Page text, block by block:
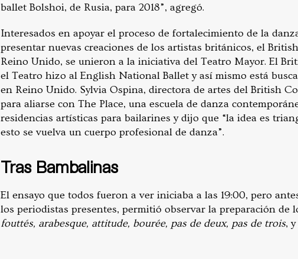
ballet Bolshoi, de Rusia, para 2018”, agregó.
Interesados en apoyar el proceso de fortalecimiento de la
presentar nuevas creaciones de los artistas británicos, el
Reino Unido, se unieron a la iniciativa del Teatro Mayor. El
el Teatro hizo al English National Ballet y así mismo está
en Reino Unido. Sylvia Ospina, directora de artes del British
para aliarse con The Place, una escuela de danza
residencias artísticas para bailarines y dijo que “la idea es
esto se vuelva un cuerpo profesional de danza”.
Tras Bambalinas
El ensayo que todos fueron a ver iniciaba a las 19:00, pero
los periodistas presentes, permitió observar la preparación de
fouttés, arabesque, attitude, bourée, pas de deux, pas de trois,